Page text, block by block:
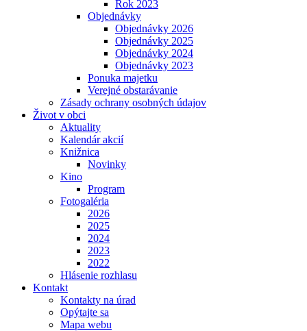
Rok 2023
Objednávky
Objednávky 2026
Objednávky 2025
Objednávky 2024
Objednávky 2023
Ponuka majetku
Verejné obstarávanie
Zásady ochrany osobných údajov
Život v obci
Aktuality
Kalendár akcií
Knižnica
Novinky
Kino
Program
Fotogaléria
2026
2025
2024
2023
2022
Hlásenie rozhlasu
Kontakt
Kontakty na úrad
Opýtajte sa
Mapa webu